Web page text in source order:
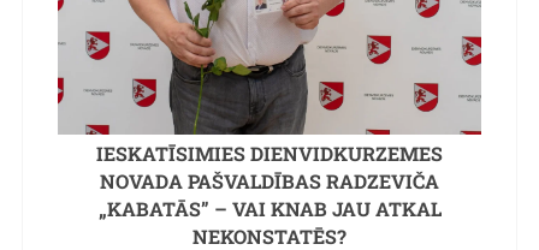
IESKATĪSIMIES DIENVIDKURZEMES
NOVADA PAŠVALDĪBAS RADZEVIČA
„KABATĀS” – VAI KNAB JAU ATKAL
NEKONSTATĒS?